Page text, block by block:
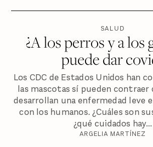
SALUD
¿A los perros y a los
puede dar
Los CDC de Estados Unidos han
las mascotas sí pueden contraer
desarrollan una enfermedad leve
con los humanos. ¿Cuáles son
¿qué cuidados hay...
ARGELIA MARTÍNEZ